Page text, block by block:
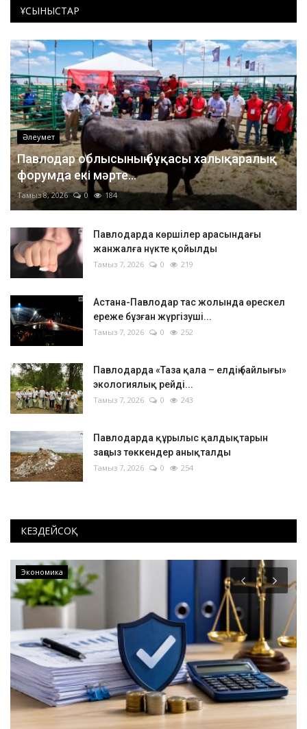
ҰСЫНЫСТАР
Әлеумет
Павлодар облысының бұқасы халықаралық
форумда екі мәрте...
Тамыз 8, 2026 0 184
Павлодарда көршілер арасындағы
жанжалға нүкте қойылды
Тамыз 7, 2026 0 219
Астана-Павлодар тас жолында өрескел
ереже бұзған жүргізуші...
Тамыз 7, 2026 0 252
Павлодарда «Таза қала – елдің байлығы»
экологиялық рейді...
Тамыз 7, 2026 0 243
Павлодарда құрылыс қалдықтарын
заңсыз төккендер анықталды
Тамыз 7, 2026 0 254
КЕЗДЕЙСОҚ
Экономика